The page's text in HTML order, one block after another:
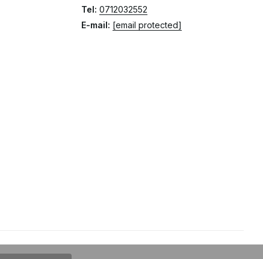
Tel: 0712032552
E-mail: [email protected]